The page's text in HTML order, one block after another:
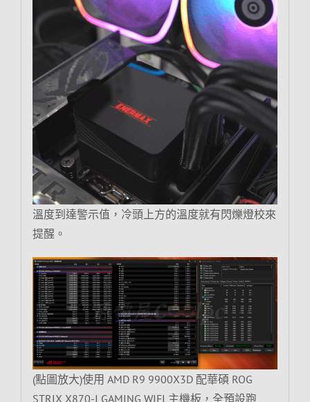
溫度到達警示值，冷頭上方的溫度就有閃爍燈校來
提醒。
(點圖放大)使用 AMD R9 9900X3D 配華碩 ROG
STRIX X870-I GAMING WIFI 主機板，全預設跑